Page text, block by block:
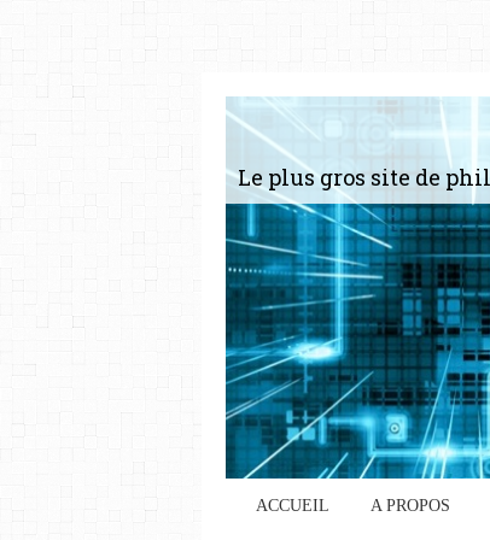
ACCUEIL A PROPOS